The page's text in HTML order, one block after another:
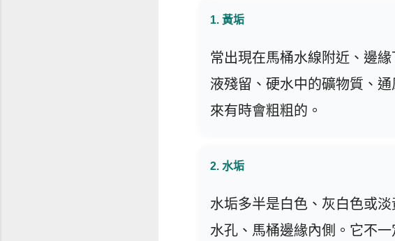
1. 黃垢
常出現在馬桶水線附近、邊
液殘留、硬水中的礦物質、
來有時會粗粗的。
2. 水垢
水垢多半是白色、灰白色或
水孔、馬桶邊緣內側。它不